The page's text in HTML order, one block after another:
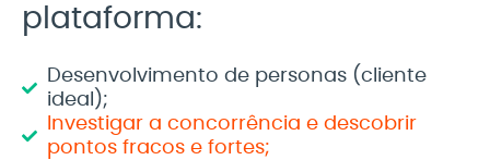
plataforma:
Desenvolvimento de personas (cliente
ideal);
Investigar a concorrência e descobrir
pontos fracos e fortes;